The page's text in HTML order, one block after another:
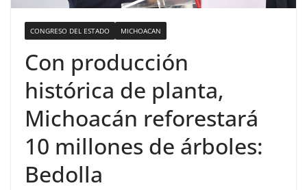
CONGRESO DEL ESTADO MICHOACAN
Con producción
histórica de planta,
Michoacán reforestará
10 millones de árboles:
Bedolla